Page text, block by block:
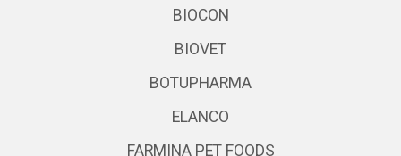
BIOCON
BIOVET
BOTUPHARMA
ELANCO
FARMINA PET FOODS